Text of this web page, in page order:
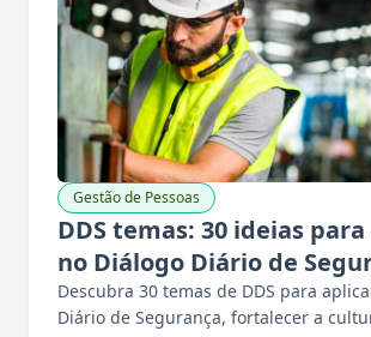
Gestão de Pessoas
DDS temas: 30 ideias
no Diálogo Diário de
Descubra 30 temas de DDS para
Diário de Segurança, fortalecer a